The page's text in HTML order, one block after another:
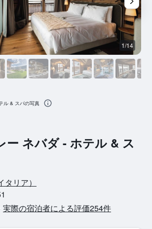
ー ネバダ - ホテル & ス
リア​）​
実際の宿泊者による評価254​件
1/14
ル & スパの写真